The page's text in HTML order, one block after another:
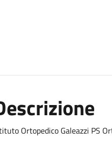
Ortopedico Galeazzi PS